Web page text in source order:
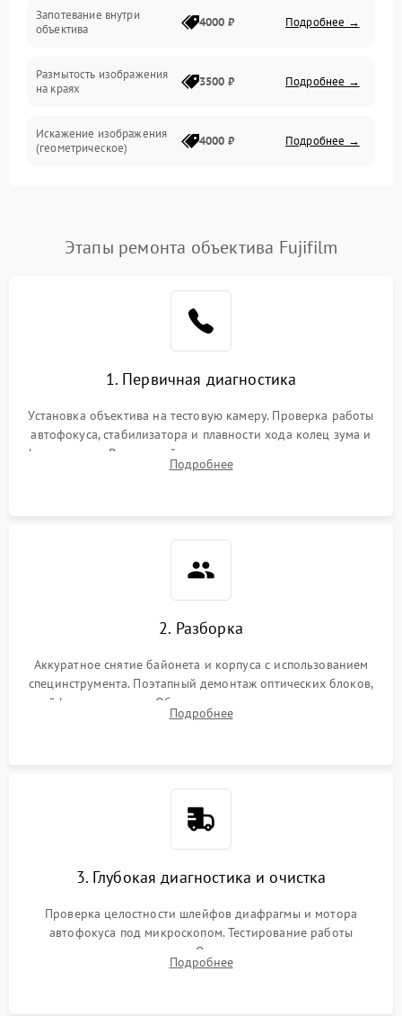
Запотевание внутри
объектива
4000 ₽ Подробнее →
Размытость изображения
на краях
3500 ₽ Подробнее →
Искажение изображения
(геометрическое)
4000 ₽ Подробнее →
Проблемы с резкостью
Этапы ремонта объектива Fujifilm
1. Первичная диагностика
Установка объектива на тестовую камеру. Проверка работы
автофокуса, стабилизатора и плавности хода колец зума и
фокусировки. Визуальный осмотр линз на наличие царапин,
грибка, пыли и оценка состояния контактов байонета.
Подробнее
2. Разборка
Аккуратное снятие байонета и корпуса с использованием
специнструмента. Поэтапный демонтаж оптических блоков,
шлейфов и приводов. Обязательная маркировка положения
линзовых групп для сохранения заводской центровки при
Подробнее
3. Глубокая диагностика и очистка
Проверка целостности шлейфов диафрагмы и мотора
автофокуса под микроскопом. Тестирование работы
электромагнитного привода. Очистка оптических элементов
от пыли, следов влаги и грибка спецрастворами без
Подробнее